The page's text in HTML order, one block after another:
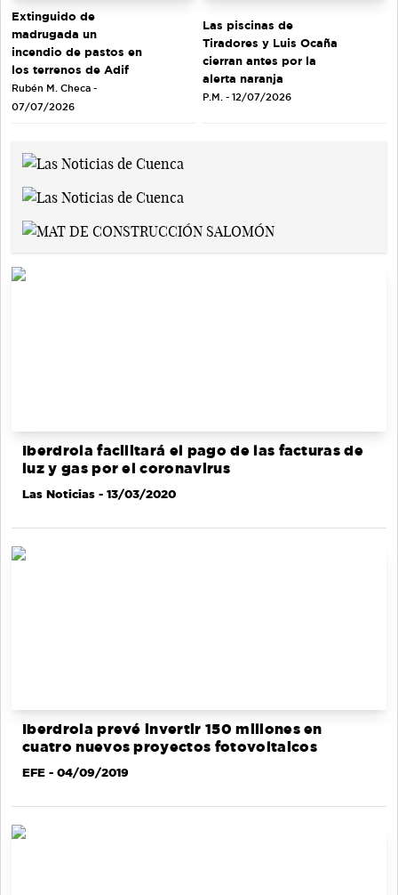
Extinguido de
madrugada un
incendio de pastos en
los terrenos de Adif
Rubén M. Checa -
07/07/2026
Las piscinas de
Tiradores y Luis Ocaña
cierran antes por la
alerta naranja
P.M. - 12/07/2026
Iberdrola facilitará el pago de las facturas de
luz y gas por el coronavirus
Las Noticias - 13/03/2020
Iberdrola prevé invertir 150 millones en
cuatro nuevos proyectos fotovoltaicos
EFE - 04/09/2019